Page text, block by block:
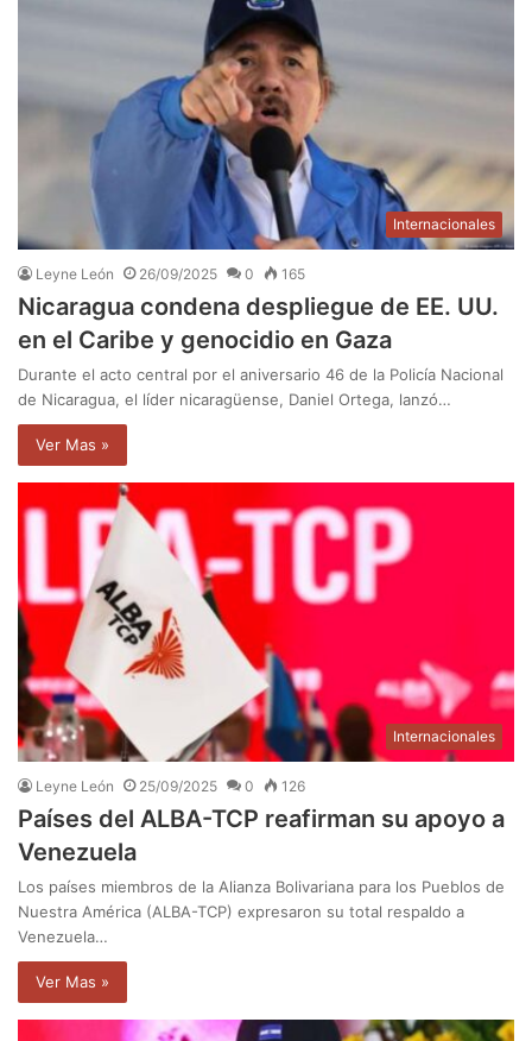
Internacionales
Leyne León 26/09/2025 0 165
Nicaragua condena despliegue de EE. UU.
en el Caribe y genocidio en Gaza
Durante el acto central por el aniversario 46 de la Policía Nacional
de Nicaragua, el líder nicaragüense, Daniel Ortega, lanzó…
Ver Mas »
Internacionales
Leyne León 25/09/2025 0 126
Países del ALBA-TCP reafirman su apoyo a
Venezuela
Los países miembros de la Alianza Bolivariana para los Pueblos de
Nuestra América (ALBA-TCP) expresaron su total respaldo a
Venezuela…
Ver Mas »